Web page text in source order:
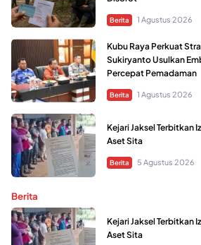
Berita 1 Agustus 2026
Kubu Raya Perkuat
Sukiryanto Usulkan
Percepat Pemadaman
Berita 1 Agustus 2026
Kejari Jaksel Terbitkan
Aset Sita
Berita 5 Agustus 2026
Berita
Kejari Jaksel Terbitkan
Aset Sita